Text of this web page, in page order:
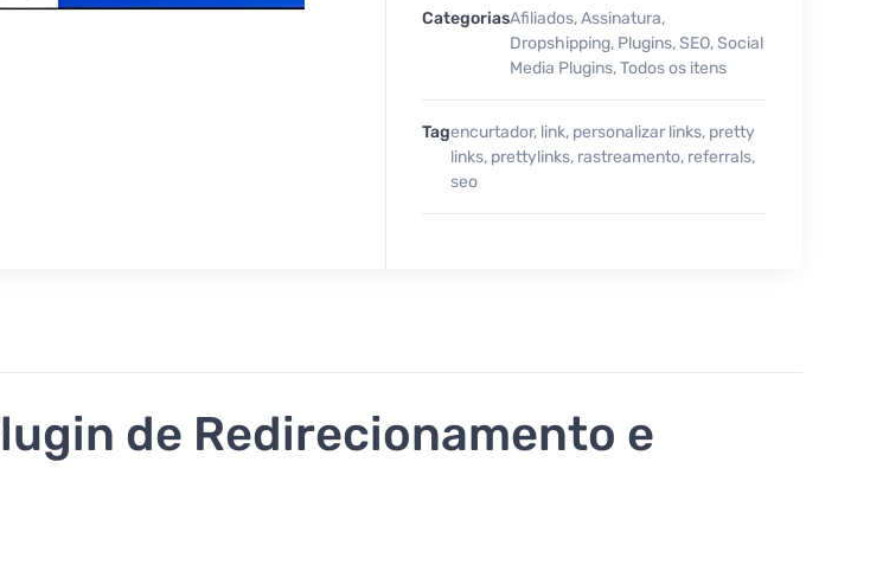
CategoriasAfiliados,Assinatura,
Dropshipping, Plugins,SEO,Social
Media Plugins,Todos os itens
Tagencurtador, link, personalizar links, pretty
links, prettylinks, rastreamento, referrals,
seo
de Redirecionamento e